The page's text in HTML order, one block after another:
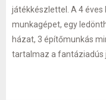
játékkészlettel. A 4
munkagépet, egy
házat, 3 építőmunkás
tartalmaz a fantáziadús